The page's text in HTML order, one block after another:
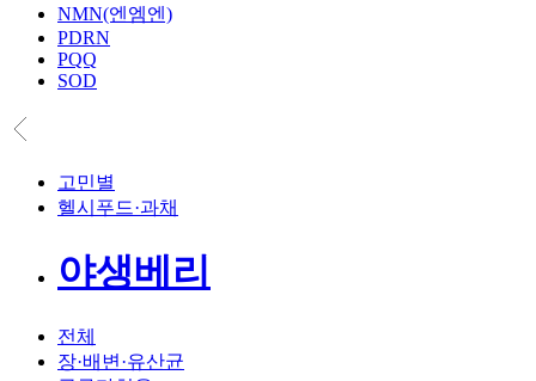
NMN(엔엠엔)
PDRN
PQQ
SOD
고민별
헬시푸드·과채
야생베리
전체
장·배변·유산균